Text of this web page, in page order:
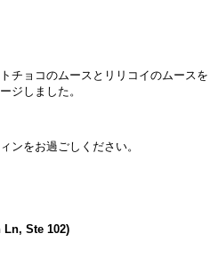
チョコのムースとリリコイのムースを
ジしました。
ンをお過ごしください。
Ln, Ste 102)